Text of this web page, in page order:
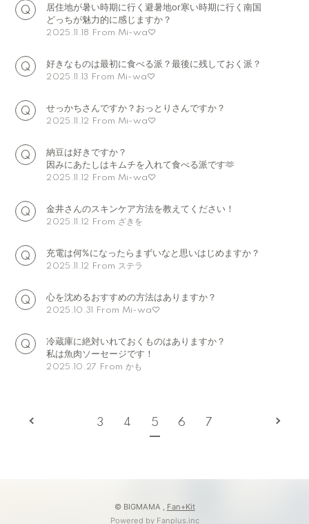
居住地が暑い時期に行く避暑地or寒い時期に行く南国
どっちが魅力的に感じますか？
2025.11.18 From Mi-wa♡
好きなものは最初に食べる派？最後に残しておく派？
2025.11.13 From Mi-wa♡
せっかちさんですか？おっとりさんですか？
2025.11.12 From Mi-wa♡
納豆は好きですか？
因みにあたしはキムチを入れて食べる派です🫶
2025.11.12 From Mi-wa♡
金井さんのスキンケア方法を教えてください！
2025.11.12 From ざきを
充電は何%になったらまずいなと思いはじめますか？
2025.11.12 From ステラ
心を沈めるおすすめの方法はありますか？
2025.10.31 From Mi-wa♡
冷蔵庫に絶対いれておくものはありますか？
私は魚肉ソーセージです！
2025.10.27 From かも
3 4 5 6 7
© BIGMAMA , Fan+Kit
Powered by Fanplus.inc